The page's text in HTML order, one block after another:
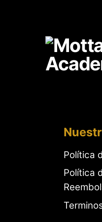
Política
Política